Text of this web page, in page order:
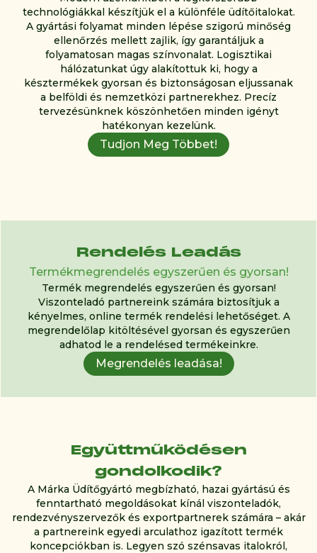
technológiákkal készítjük el a különféle üdítőitalokat.
A gyártási folyamat minden lépése szigorú minőség
ellenőrzés mellett zajlik, így garantáljuk a
folyamatosan magas színvonalat. Logisztikai
hálózatunkat úgy alakítottuk ki, hogy a
késztermékek gyorsan és biztonságosan eljussanak
a belföldi és nemzetközi partnerekhez. Precíz
tervezésünknek köszönhetően minden igényt
hatékonyan kezelünk.
Tudjon Meg Többet!
Rendelés Leadás
Termékmegrendelés egyszerűen és gyorsan!
Termék megrendelés egyszerűen és gyorsan!
Viszonteladó partnereink számára biztosítjuk a
kényelmes, online termék rendelési lehetőséget. A
megrendelőlap kitöltésével gyorsan és egyszerűen
adhatod le a rendelésed termékeinkre.
Megrendelés leadása!
Együttműködésen
gondolkodik?
A Márka Üdítőgyártó megbízható, hazai gyártású és
fenntartható megoldásokat kínál viszonteladók,
rendezvényszervezők és exportpartnerek számára – akár
a partnereink egyedi arculathoz igazított termék
koncepciókban is. Legyen szó szénsavas italokról,